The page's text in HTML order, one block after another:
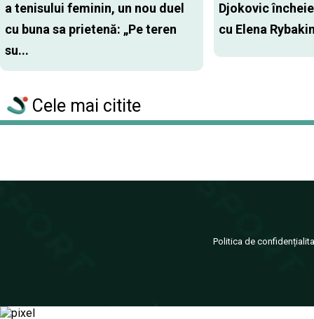
a tenisului feminin, un nou duel
cu buna sa prietenă: „Pe teren
su...
Djokovic
cu Elena
Cele mai citite
Politica de